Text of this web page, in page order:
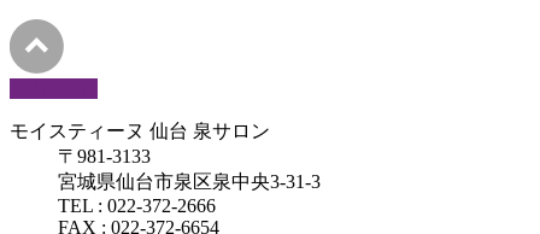
モイスティーヌ 仙台 泉サロン
〒981-3133
宮城県仙台市泉区泉中央3-31-3
TEL : 022-372-2666
FAX : 022-372-6654